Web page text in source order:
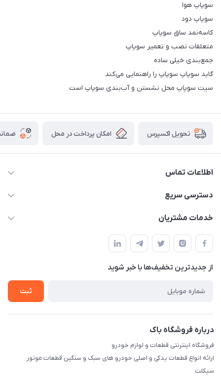
سوپاپ هوا
سوپاپ دود
کاسه‌نمد ساق سوپاپ
متعلقات نصب و تعمیر سوپاپ
جمع‌بندی خیلی ساده
گاید سوپاپ سوپاپ را راهنمایی می‌کند
سیت سوپاپ محل نشستن و آب‌بندی سوپاپ است
تحویل اکسپرس امکان پرداخت در محل
اطلاعات تماس
09021000855
دسترسی سریع
حساب کاربری
لیست محصولات
درباره ما
خدمات مشتریان
قوانین و مقررات
حریم خصوصی
راهنما
از جدید‌ترین تخفیف‌ها با‌ خبر شوید
ثبت
درباره فروشگاه باک
فروشگاه اینترنتی قطعات و لوازم خودرو
ارائه انواع قطعات یدکی و اصلی خودرو های سبک و سنگین قطعات موتور
سیکلت